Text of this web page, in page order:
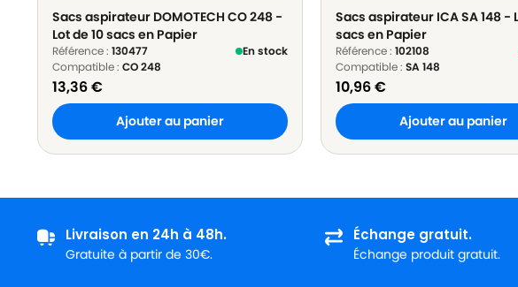
Sacs aspirateur DOMOTECH CO 248 -
Lot de 10 sacs en Papier
Référence : 130477
En stock
Compatible : CO 248
13,36€
Ajouter au panier
Sacs aspirateur ICA SA 148 -
sacs en Papier
Référence : 102108
Compatible : SA 148
10,96€
Ajouter au panier
Livraison en 24h à 48h.
Gratuite à partir de 30€.
Échange gratuit.
Échange produit gratuit.